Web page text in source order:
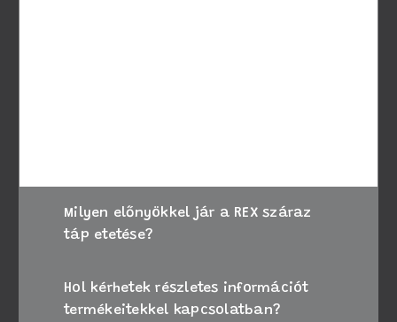
Milyen előnyökkel jár a REX száraz
táp etetése?
Hol kérhetek részletes információt
termékeitekkel kapcsolatban?